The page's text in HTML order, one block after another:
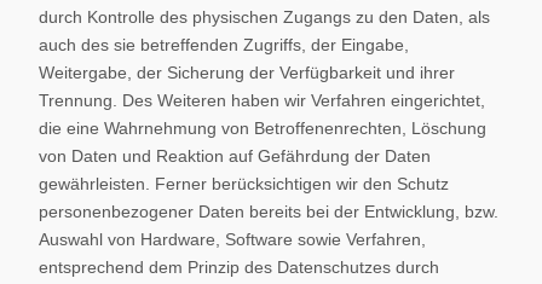
durch Kontrolle des physischen Zugangs zu den Daten, als
auch des sie betreffenden Zugriffs, der Eingabe,
Weitergabe, der Sicherung der Verfügbarkeit und ihrer
Trennung. Des Weiteren haben wir Verfahren eingerichtet,
die eine Wahrnehmung von Betroffenenrechten, Löschung
von Daten und Reaktion auf Gefährdung der Daten
gewährleisten. Ferner berücksichtigen wir den Schutz
personenbezogener Daten bereits bei der Entwicklung, bzw.
Auswahl von Hardware, Software sowie Verfahren,
entsprechend dem Prinzip des Datenschutzes durch